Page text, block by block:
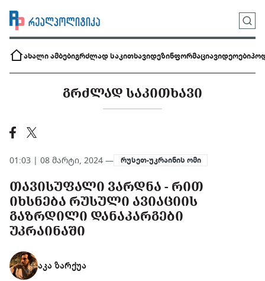
ახალი ამბებიგრძლად საკითხავიდეზინფორმაციავიდეოები
ᲒᲠᲫᲚᲐᲓ ᲡᲐᲙᲘᲗᲮᲐᲕᲘ
01:03 | 08 მარტი, 2024 — რუსეთ-უკრაინის ომი
ᲗᲐᲕᲘᲡᲣᲤᲐᲚᲘ ᲕᲐᲠᲓᲜᲐ - ᲠᲘᲗ
ᲘᲮᲡᲜᲔᲑᲐ ᲠᲣᲡᲣᲚᲘ ᲐᲕᲘᲐᲪᲘᲘᲡ
ᲒᲐᲖᲠᲓᲘᲚᲘ ᲓᲐᲜᲐᲙᲐᲠᲒᲔᲑᲘ
ᲣᲙᲠᲐᲘᲜᲐᲨᲘ
აკა ზარქუა